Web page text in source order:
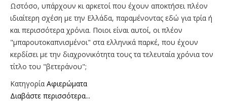
Ωστόσο, υπάρχουν κι αρκετοί που έχουν αποκτήσει πλέον
ιδιαίτερη σχέση με την Ελλάδα, παραμένοντας εδώ για τρία ή
και περισσότερα χρόνια. Ποιοι είναι αυτοί, οι πλέον
"μπαρουτοκαπνισμένοι" στα ελληνικά παρκέ, που έχουν
κερδίσει με την διαχρονικότητα τους τα τελευταία χρόνια τον
τίτλο του "βετεράνου";
Κατηγορία Αφιερώματα
Διαβάστε περισσότερα...